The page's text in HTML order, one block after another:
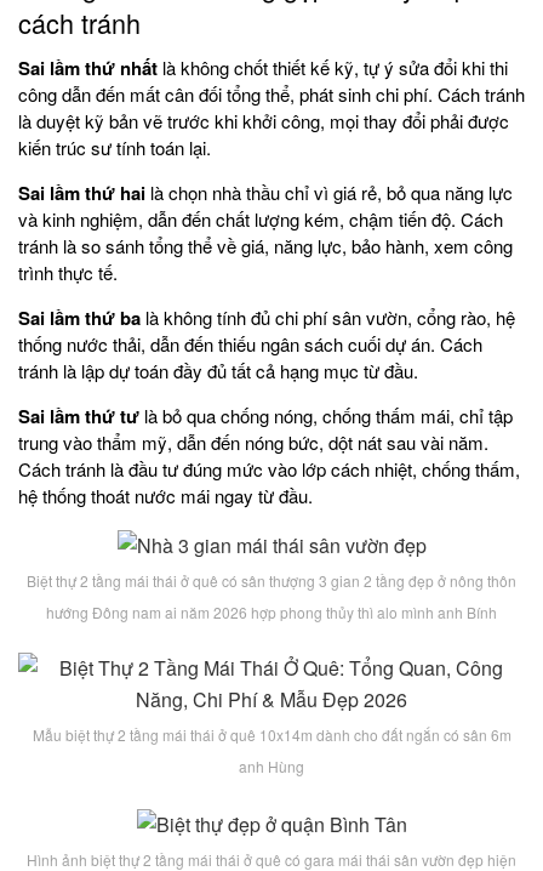
cách tránh
Sai lầm thứ nhất là không chốt thiết kế kỹ, tự ý sửa đổi khi thi
công dẫn đến mất cân đối tổng thể, phát sinh chi phí. Cách tránh
là duyệt kỹ bản vẽ trước khi khởi công, mọi thay đổi phải được
kiến trúc sư tính toán lại.
Sai lầm thứ hai là chọn nhà thầu chỉ vì giá rẻ, bỏ qua năng lực
và kinh nghiệm, dẫn đến chất lượng kém, chậm tiến độ. Cách
tránh là so sánh tổng thể về giá, năng lực, bảo hành, xem công
trình thực tế.
Sai lầm thứ ba là không tính đủ chi phí sân vườn, cổng rào, hệ
thống nước thải, dẫn đến thiếu ngân sách cuối dự án. Cách
tránh là lập dự toán đầy đủ tất cả hạng mục từ đầu.
Sai lầm thứ tư là bỏ qua chống nóng, chống thấm mái, chỉ tập
trung vào thẩm mỹ, dẫn đến nóng bức, dột nát sau vài năm.
Cách tránh là đầu tư đúng mức vào lớp cách nhiệt, chống thấm,
hệ thống thoát nước mái ngay từ đầu.
Biệt thự 2 tầng mái thái ở quê có sân thượng 3 gian 2 tầng đẹp ở nông thôn
hướng Đông nam ai năm 2026 hợp phong thủy thì alo mình anh Bính
Mẫu biệt thự 2 tầng mái thái ở quê 10x14m dành cho đất ngắn có sân 6m
anh Hùng
Hình ảnh biệt thự 2 tầng mái thái ở quê có gara mái thái sân vườn đẹp hiện